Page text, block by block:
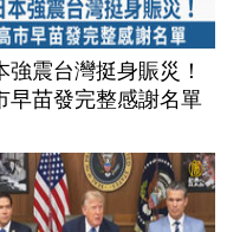
強震台灣挺身賑災！
早苗發完整感謝名單